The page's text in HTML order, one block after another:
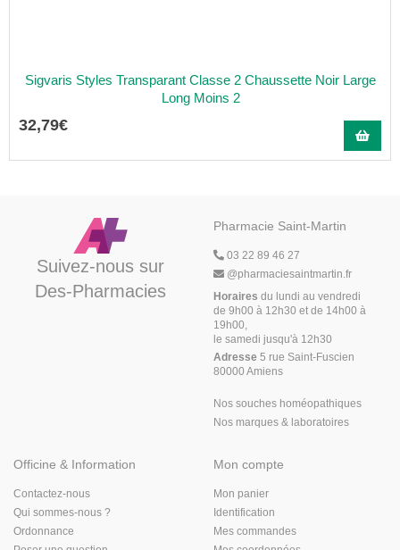
Sigvaris Styles Transparant Classe 2 Chaussette Noir Large
Long Moins 2
32,79€
Suivez-nous sur
Des-Pharmacies
Pharmacie Saint-Martin
03 22 89 46 27
@pharmaciesaintmartin.fr
Horaires du lundi au vendredi
de 9h00 à 12h30 et de 14h00 à
19h00,
le samedi jusqu'à 12h30
Adresse 5 rue Saint-Fuscien
80000 Amiens
Nos souches homéopathiques
Nos marques & laboratoires
Officine & Information
Contactez-nous
Qui sommes-nous ?
Ordonnance
Mon compte
Mon panier
Identification
Mes commandes